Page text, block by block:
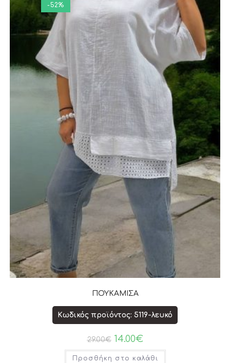
-52%
ΠΟΥΚΑΜΙΣΑ
Κωδικός προϊόντος: 5119-λευκό
29.00€ 14.00€
Προσθήκη στο καλάθι